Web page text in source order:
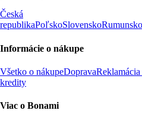
Česká
republikaPoľskoSlovenskoRumunsko
Informácie o nákupe
Všetko o nákupeDoprava
kredity
Viac o Bonami